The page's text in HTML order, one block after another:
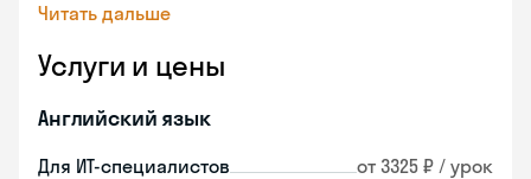
Читать дальше
Услуги и цены
Английский язык
Для ИТ-специалистов от 3325 ₽ / урок